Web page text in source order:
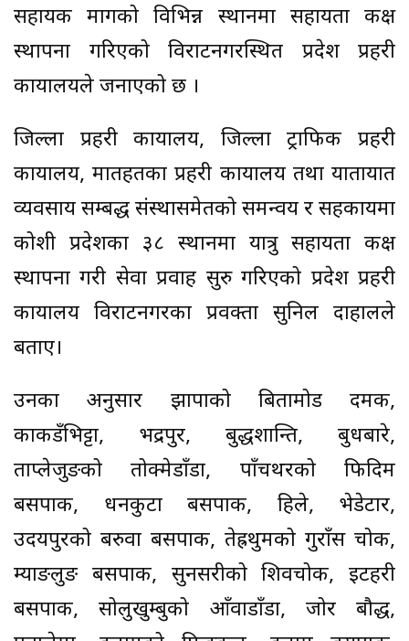
सहायक मार्गको विभिन्न स्थानमा सहायता कक्ष
स्थापना गरिएको विराटनगरस्थित प्रदेश प्रहरी
कार्यालयले जनाएको छ ।
जिल्ला प्रहरी कार्यालय, जिल्ला ट्राफिक प्रहरी
कार्यालय, मातहतका प्रहरी कार्यालय तथा यातायात
व्यवसाय सम्बद्ध संस्थासमेतको समन्वय र सहकार्यमा
कोशी प्रदेशका ३८ स्थानमा यात्रु सहायता कक्ष
स्थापना गरी सेवा प्रवाह सुरु गरिएको प्रदेश प्रहरी
कार्यालय विराटनगरका प्रवक्ता सुनिल दाहालले
बताए।
उनका अनुसार झापाको बिर्तामोड दमक,
काकडँभिट्टा, भद्रपुर, बुद्धशान्ति, बुधबारे,
ताप्लेजुङको तोक्मेडाँडा, पाँचथरको फिदिम
बसपार्क, धनकुटा बसपार्क, हिले, भेडेटार,
उदयपुरको बरुवा बसपार्क, तेह्रथुमको गुराँस चोक,
म्याङलुङ बसपार्क, सुनसरीको शिवचोक, इटहरी
बसपार्क, सोलुखुम्बुको आँवाडाँडा, जोर बौद्ध,